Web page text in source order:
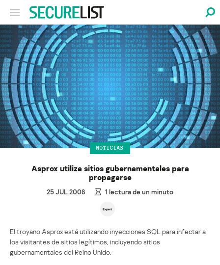
NOTICIAS
Asprox utiliza sitios gubernamentales para
propagarse
25 JUL 2008 1 lectura de un minuto
El troyano Asprox está utilizando inyecciones SQL para infectar a
los visitantes de sitios legítimos, incluyendo sitios
gubernamentales del Reino Unido.